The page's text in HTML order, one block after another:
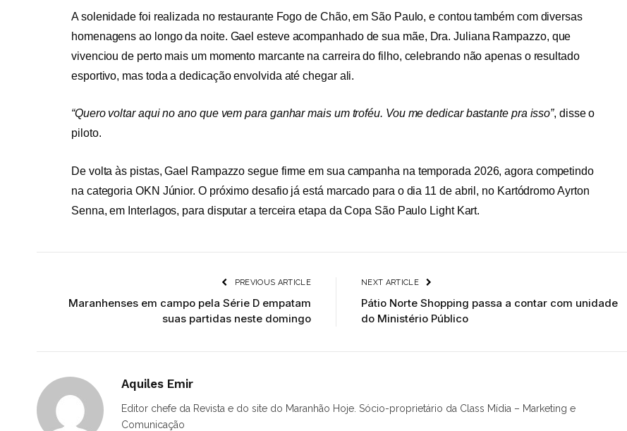
A solenidade foi realizada no restaurante Fogo de Chão, em São Paulo, e contou também com diversas
homenagens ao longo da noite. Gael esteve acompanhado de sua mãe, Dra. Juliana Rampazzo, que
vivenciou de perto mais um momento marcante na carreira do filho, celebrando não apenas o resultado
esportivo, mas toda a dedicação envolvida até chegar ali.
“Quero voltar aqui no ano que vem para ganhar mais um troféu. Vou me dedicar bastante pra isso”, disse o
piloto.
De volta às pistas, Gael Rampazzo segue firme em sua campanha na temporada 2026, agora competindo
na categoria OKN Júnior. O próximo desafio já está marcado para o dia 11 de abril, no Kartódromo Ayrton
Senna, em Interlagos, para disputar a terceira etapa da Copa São Paulo Light Kart.
PREVIOUS ARTICLE
Maranhenses em campo pela Série D empatam
suas partidas neste domingo
NEXT ARTICLE
Pátio Norte Shopping passa a contar com unidade
do Ministério Público
Aquiles Emir
Editor chefe da Revista e do site do Maranhão Hoje. Sócio-proprietário da Class Mídia – Marketing e
Comunicação